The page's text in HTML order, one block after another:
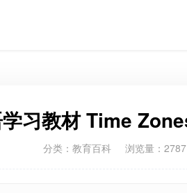
习教材 Time
分类： 教育百科 浏览量：2787